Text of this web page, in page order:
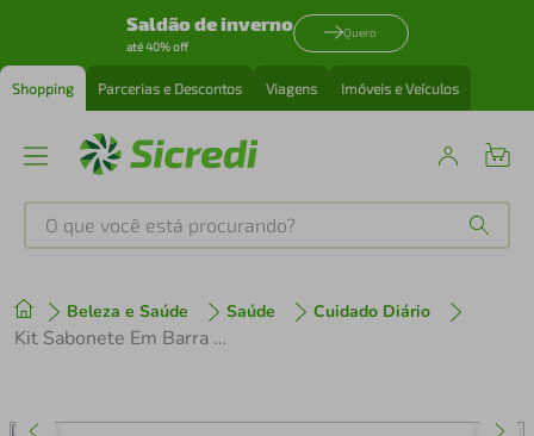
Saldão de inverno
até 40% off
Quero
Shopping Parcerias e Descontos Viagens Imóveis e Veículos
O que você está procurando?
Beleza e Saúde Saúde Cuidado Diário
Kit Sabonete Em Barra Infantil Panvel Baby Com 5 Unidades
1º tenis